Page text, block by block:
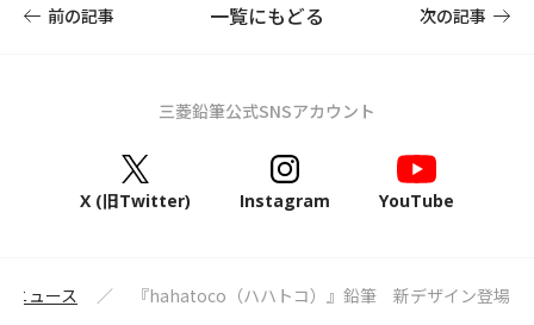
前の記事 一覧にもどる 次の記事
三菱鉛筆公式SNSアカウント
X (旧Twitter) Instagram YouTube
ニュース 『hahatoco（ハハトコ）』鉛筆 新デザイン登場